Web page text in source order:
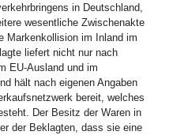
in Deutschland,
wesentliche Zwischenakte
Markenkollision im Inland im
liefert nicht nur nach
EU-Ausland und im
hält nach eigenen Angaben
bereit, welches
Der Besitz der Waren in
der Beklagten, dass sie eine